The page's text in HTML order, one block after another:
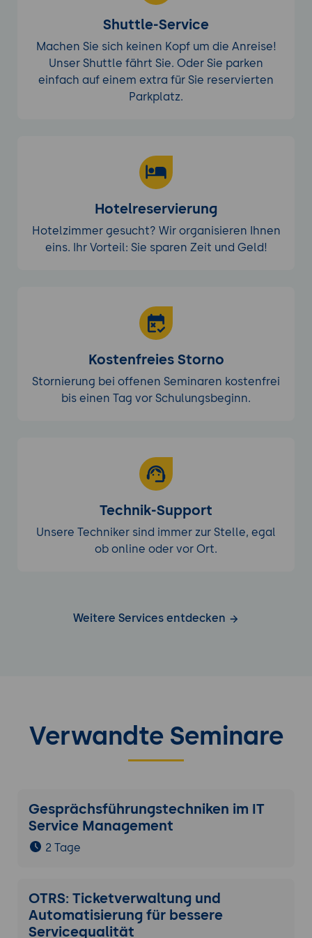
Vorbereitung auf das ISO 20000
Zertifizierungsaudit:
Wie sich
Unternehmen auf das offizielle
Zertifizierungsaudit vorbereiten können,
von der Überprüfung der Dokumentation
bis zur Schulung der Mitarbeiter.
zur langfristigen Sicherstellung der ISO
20000-Compliance und zur Förderung
einer nachhaltigen Service-Exzellenz.
Shuttle-Service
Machen Sie sich keinen Kopf um die Anreise!
Unser Shuttle fährt Sie. Oder Sie parken
einfach auf einem extra für Sie reservierten
Parkplatz.
Hotelreservierung
Hotelzimmer gesucht? Wir organisieren Ihnen
eins. Ihr Vorteil: Sie sparen Zeit und Geld!
Kostenfreies Storno
Stornierung bei offenen Seminaren kostenfrei
bis einen Tag vor Schulungsbeginn.
Technik-Support
Unsere Techniker sind immer zur Stelle, egal
ob online oder vor Ort.
Weitere Services entdecken
Verwandte Seminare
Gesprächsführungstechniken im IT
Service Management
2 Tage
OTRS: Ticketverwaltung und
Automatisierung für bessere
Servicequalität